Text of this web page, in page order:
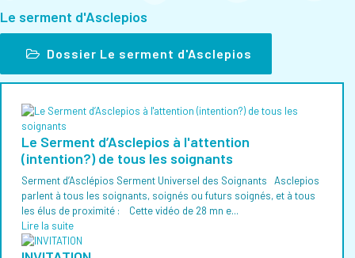
Le serment d'Asclepios
Dossier Le serment d'Asclepios
Le Serment d’Asclepios à l'attention
(intention?) de tous les soignants
Serment d’Asclépios Serment Universel des Soignants Asclepios
parlent à tous les soignants, soignés ou futurs soignés, et à tous
les élus de proximité : Cette vidéo de 28 mn e...
Lire la suite